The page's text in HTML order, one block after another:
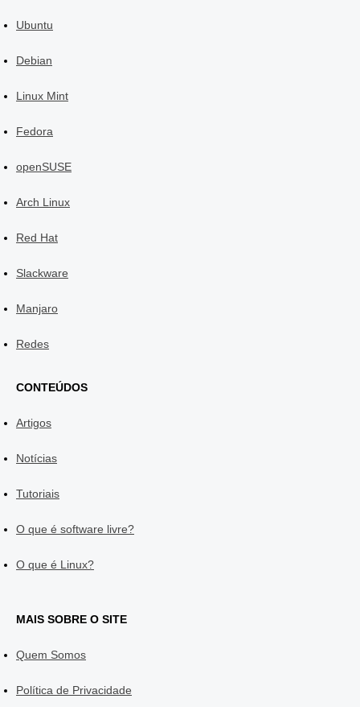
Ubuntu
Debian
Linux Mint
Fedora
openSUSE
Arch Linux
Red Hat
Slackware
Manjaro
Redes
CONTEÚDOS
Artigos
Notícias
Tutoriais
O que é software livre?
O que é Linux?
MAIS SOBRE O SITE
Quem Somos
Política de Privacidade